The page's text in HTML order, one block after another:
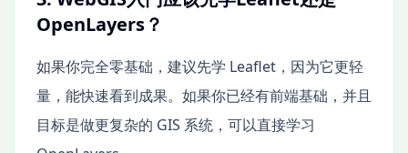
OpenLayers？
如果你完全零基础，建议先学 Leaflet，因为它更轻
量，能快速看到成果。如果你已经有前端基础，并且
目标是做更复杂的 GIS 系统，可以直接学习